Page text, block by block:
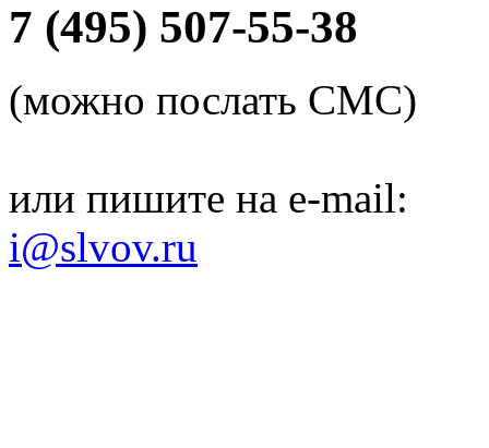
7 (495) 507-55-38
(можно послать СМС)
или пишите на e-mail:
i@slvov.ru